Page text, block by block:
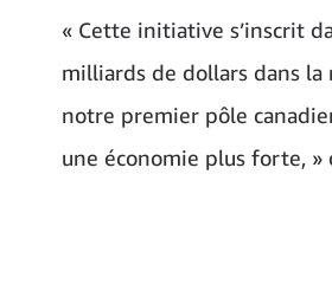
« Cette initiative s’inscrit
milliards de dollars dans
notre premier pôle
une économie plus forte, »